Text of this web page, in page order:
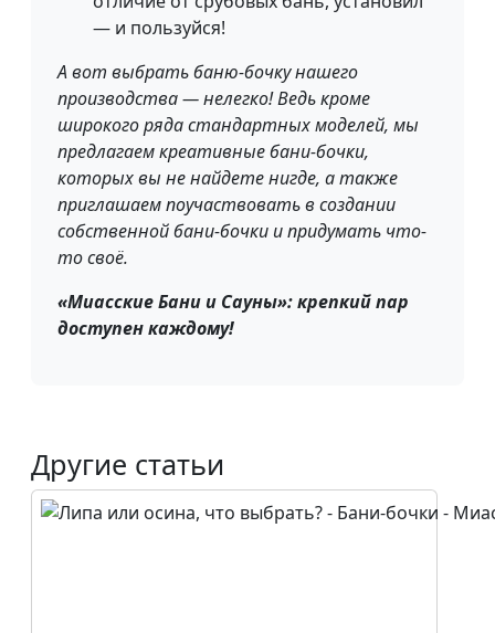
— и пользуйся!
А вот выбрать баню-бочку нашего
производства — нелегко! Ведь кроме
широкого ряда стандартных моделей, мы
предлагаем креативные бани-бочки,
которых вы не найдете нигде, а также
приглашаем поучаствовать в создании
собственной бани-бочки и придумать что-
то своё.
«Миасские Бани и Сауны»: крепкий пар
доступен каждому!
Другие статьи